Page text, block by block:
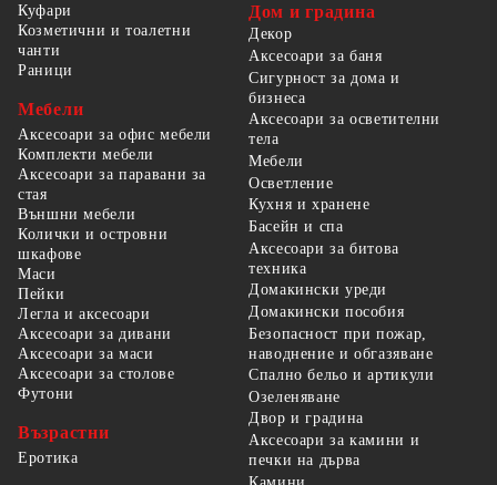
Куфари
Козметични и тоалетни
чанти
Раници
Мебели
Аксесоари за офис мебели
Комплекти мебели
Аксесоари за паравани за
стая
Външни мебели
Колички и островни
шкафове
Маси
Пейки
Легла и аксесоари
Аксесоари за дивани
Аксесоари за маси
Аксесоари за столове
Футони
Възрастни
Еротика
Дом и градина
Декор
Аксесоари за баня
Сигурност за дома и
бизнеса
Аксесоари за осветителни
тела
Мебели
Осветление
Кухня и хранене
Басейн и спа
Аксесоари за битова
техника
Домакински уреди
Домакински пособия
Безопасност при пожар,
наводнение и обгазяване
Спално бельо и артикули
Озеленяване
Двор и градина
Аксесоари за камини и
печки на дърва